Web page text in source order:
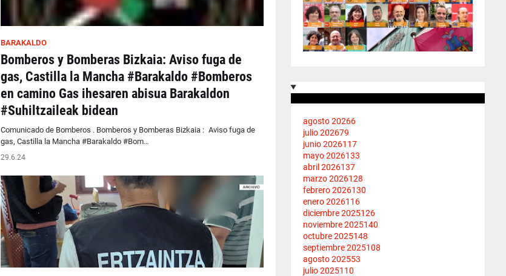
BARAKALDO
Bomberos y Bomberas Bizkaia: Aviso fuga de
gas, Castilla la Mancha #Barakaldo #Bomberos
en camino Gas ihesaren abisua Barakaldon
#Suhiltzaileak bidean
Comunicado de Bomberos . Bomberos y Bomberas Bizkaia : Aviso fuga de
gas, Castilla la Mancha #Barakaldo #Bom…
29.6.24
agosto 20266
julio 202679
junio 2026117
mayo 2026133
abril 2026137
marzo 2026128
febrero 2026130
enero 2026116
diciembre 2025126
noviembre 2025140
octubre 2025148
septiembre 2025108
agosto 202553
julio 2025110